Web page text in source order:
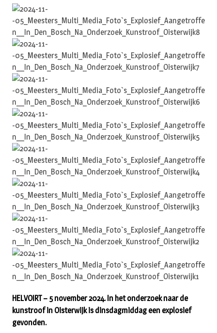
HELVOIRT – 5 november 2024. In het onderzoek naar de
kunstroof in Oisterwijk is dinsdagmiddag een explosief
gevonden.